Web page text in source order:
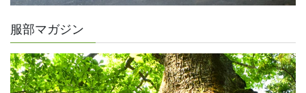
服部マガジン